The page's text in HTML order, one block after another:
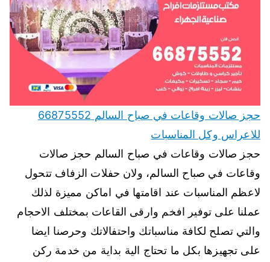
حجز صالات وقاعات في صباح السالم 66875552
للاعراس وكل المناسبات
حجز صالات وقاعات في صباح السالم حجز صالات
وقاعات في صباح السالم، ولان حفلات الزفاف تتحول
لاعظم المناسبات عند اقامتها في اماكن مميزة لذلك
عملنا على توفير افخم وارقى القاعات بمختلف الاحجام
والتي تصلح لكافة مناسباتك واحتفالاتك وحرصنا ايضا
على تجهيزها بكل ما تحتاج الية بداية من خدمة ركن